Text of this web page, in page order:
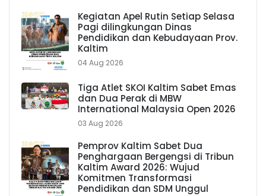
Kegiatan Apel Rutin Setiap Selasa
Pagi dilingkungan Dinas
Pendidikan dan Kebudayaan Prov.
Kaltim
04 Aug 2026
Tiga Atlet SKOI Kaltim Sabet Emas
dan Dua Perak di MBW
International Malaysia Open 2026
03 Aug 2026
Pemprov Kaltim Sabet Dua
Penghargaan Bergengsi di Tribun
Kaltim Award 2026: Wujud
Komitmen Transformasi
Pendidikan dan SDM Unggul